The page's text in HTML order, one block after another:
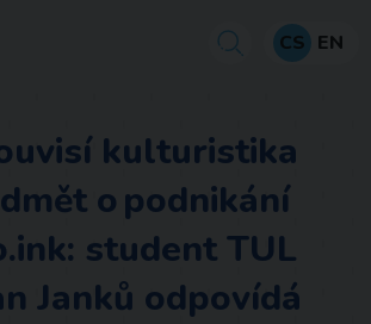
CS EN
kulturistika
o podnikání
student TUL
Janků odpovídá